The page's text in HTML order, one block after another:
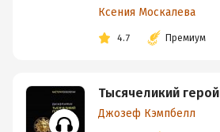
Ксения Москалева
4.7 Премиум
Тысячеликий герой
Джозеф Кэмпбелл